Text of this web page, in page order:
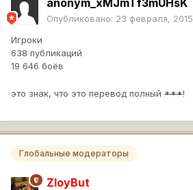
anonym_xMJmTf3mUHsK
Опубликовано: 23 февраля, 2015
Игроки
638 публикаций
19 646 боёв
это знак, что это перевод полный ***!
Глобальные модераторы
ZloyBut